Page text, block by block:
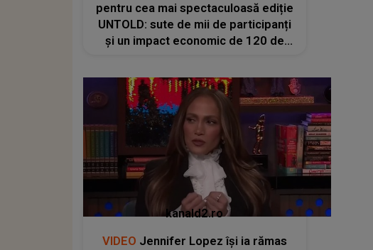
pentru cea mai spectaculoasă ediție
UNTOLD: sute de mii de participanți
și un impact economic de 120 de
kanald2.ro
VIDEO Jennifer Lopez își ia rămas